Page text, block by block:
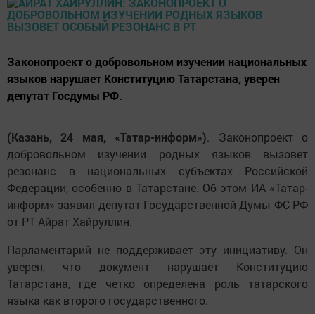
Законопроект о добровольном изучении национальных
языков нарушает Конституцию Татарстана, уверен
депутат Госдумы РФ.
(Казань, 24 мая, «Татар-информ»). Законопроект о
добровольном изучении родных языков вызовет
резонанс в национальных субъектах Российской
Федерации, особенно в Татарстане. Об этом ИА «Татар-
информ» заявил депутат Государственной Думы ФС РФ
от РТ Айрат Хайруллин.
Парламентарий не поддерживает эту инициативу. Он
уверен, что документ нарушает Конституцию
Татарстана, где четко определена роль татарского
языка как второго государственного.